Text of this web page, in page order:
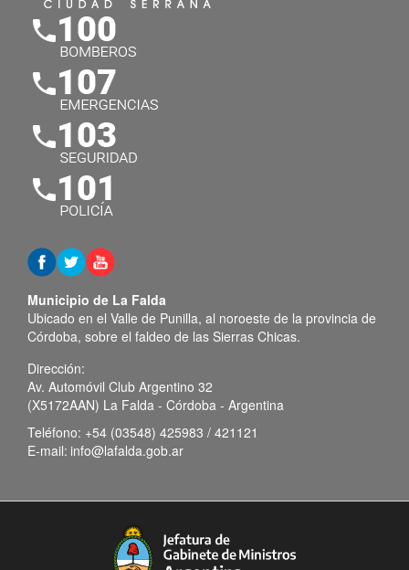
Municipio de La Falda
Ubicado en el Valle de Punilla, al noroeste de la provincia de
Córdoba, sobre el faldeo de las Sierras Chicas.
Dirección:
Av. Automóvil Club Argentino 32
(X5172AAN) La Falda - Córdoba - Argentina
Teléfono: +54 (03548) 425983 / 421121
E-mail: info@lafalda.gob.ar